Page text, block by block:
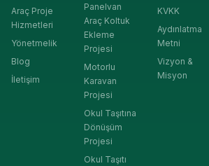
Araç Proje
Hizmetleri
Yönetmelik
Blog
İletişim
Panelvan
Araç Koltuk
Ekleme
Projesi
Motorlu
Karavan
Projesi
Okul Taşıtına
Dönüşüm
Projesi
Okul Taşıtı
KVKK
Aydınlatma
Metni
Vizyon &
Misyon